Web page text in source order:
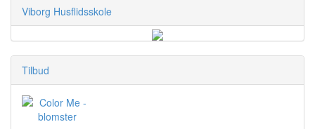
Viborg Husflidsskole
Tilbud